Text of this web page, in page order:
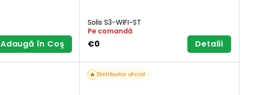
Adaugă în Coş
Solis S3-WIFI-ST
Pe comandă
€0 Detalii
Distribuitor oficial